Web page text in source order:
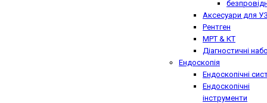
Аксесуари для
Рентген
МРТ & КТ
Діагностичні
Ендоскопія
Ендоскопічні
Ендоскопічні
інструменти